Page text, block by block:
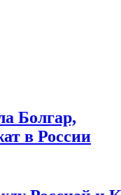
Болгар,
в России